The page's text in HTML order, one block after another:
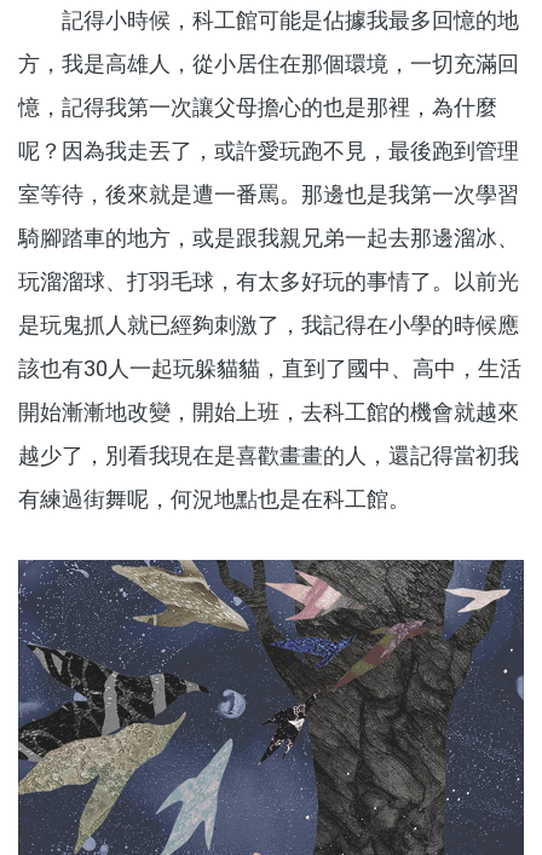
記得小時候，科工館可能是佔據我最多回憶的地
方，我是高雄人，從小居住在那個環境，一切充滿回
憶，記得我第一次讓父母擔心的也是那裡，為什麼
呢？因為我走丟了，或許愛玩跑不見，最後跑到管理
室等待，後來就是遭一番罵。那邊也是我第一次學習
騎腳踏車的地方，或是跟我親兄弟一起去那邊溜冰、
玩溜溜球、打羽毛球，有太多好玩的事情了。以前光
是玩鬼抓人就已經夠刺激了，我記得在小學的時候應
該也有30人一起玩躲貓貓，直到了國中、高中，生活
開始漸漸地改變，開始上班，去科工館的機會就越來
越少了，別看我現在是喜歡畫畫的人，還記得當初我
有練過街舞呢，何況地點也是在科工館。